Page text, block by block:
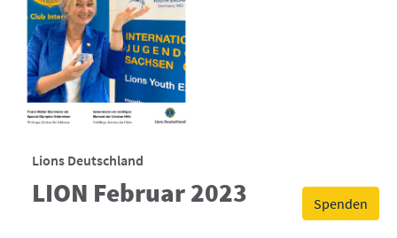
Spenden
Lions Deutschland
LION Februar 2023